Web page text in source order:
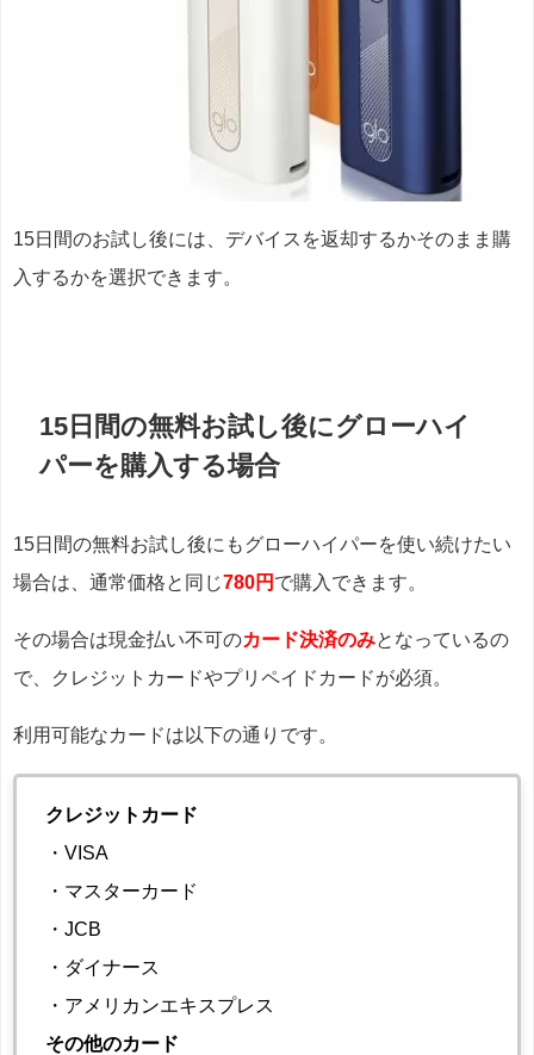
15日間のお試し後には、デバイスを返却するかそのまま購
入するかを選択できます。
15日間の無料お試し後にグローハイ
パーを購入する場合
15日間の無料お試し後にもグローハイパーを使い続けたい
場合は、通常価格と同じ780円 で購入できます。
その場合は現金払い不可のカード決済のみとなっているの
で、クレジットカードやプリペイドカードが必須。
利用可能なカードは以下の通りです。
クレジットカード
・VISA
・マスターカード
・JCB
・ダイナース
・アメリカンエキスプレス
その他のカード